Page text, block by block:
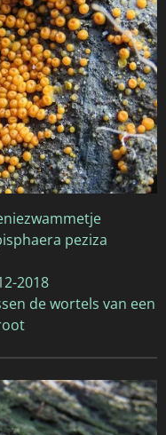
peziza
2018
de wortels van een